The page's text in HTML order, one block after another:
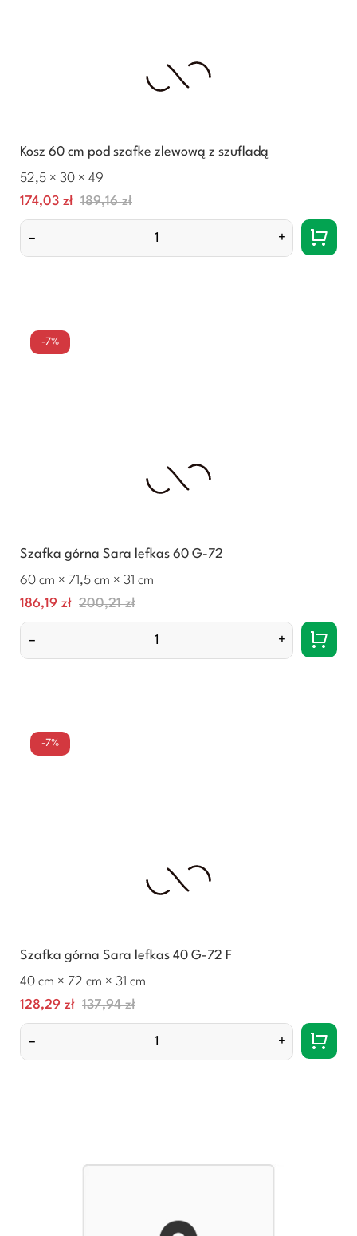
Kosz 60 cm pod szafke zlewową z szufladą
52,5 × 30 × 49
Cena
174,03 zł Normalna
cena
189,16 zł
– +
-7%
Szafka górna Sara lefkas 60 G-72
60 cm × 71,5 cm × 31 cm
Cena
186,19 zł Normalna
cena
200,21 zł
– +
-7%
Szafka górna Sara lefkas 40 G-72 F
40 cm × 72 cm × 31 cm
Cena
128,29 zł Normalna
cena
137,94 zł
– +